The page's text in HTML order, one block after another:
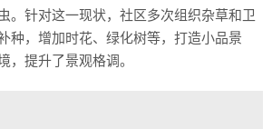
。针对这一现状，社区多次组织杂草和卫
种，增加时花、绿化树等，打造小品景
，提升了景观格调。